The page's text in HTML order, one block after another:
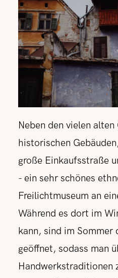
Neben den vielen
historischen
große Einkaufsstraße
- ein sehr schönes
Freilichtmuseum an
Während es dort im
kann, sind im Sommer
geöffnet, sodass man
Handwerkstraditionen